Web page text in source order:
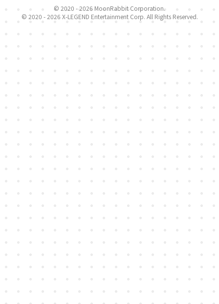
© 2020 -2026 MoonRabbit Corporation.
© 2020 -2026 X-LEGEND Entertainment Corp. All Rights Reserved.